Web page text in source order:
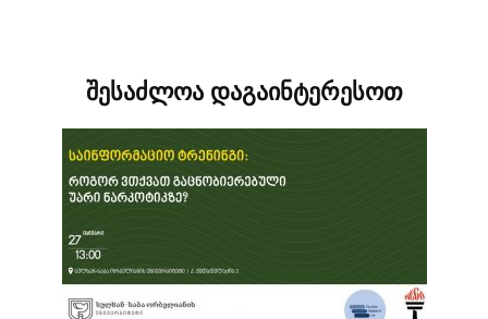
შესაძლოა დაგაინტერესოთ